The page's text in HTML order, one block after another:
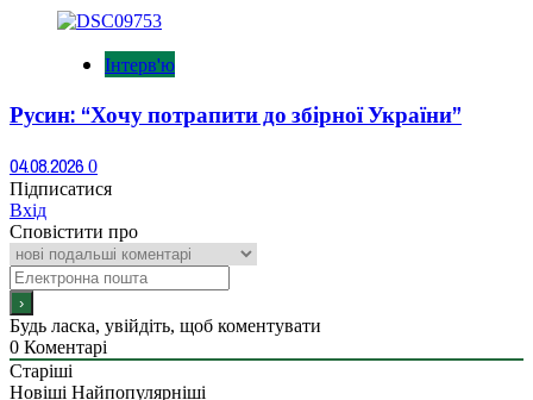
Інтерв'ю
Русин: “Хочу потрапити до збірної України”
04.08.2026 0
Підписатися
Вхід
Сповістити про
Будь ласка, увійдіть, щоб коментувати
0 Коментарі
Старіші
Новіші Найпопулярніші